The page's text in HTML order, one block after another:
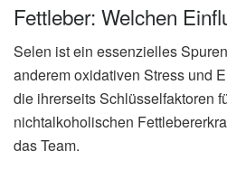
Fettleber: Welchen
Selen ist ein essenzielles
anderem oxidativen Stress und
die ihrerseits Schlüsselfaktoren
nichtalkoholischen
das Team.